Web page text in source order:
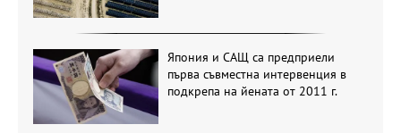
Япония и САЩ са предприели
първа съвместна интервенция в
подкрепа на йената от 2011 г.